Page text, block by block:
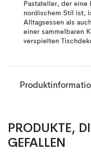
Pastateller, der eine
nordischem Stil ist,
Alltagsessen als
einer sammelbaren
verspielten
PRODUKTE,
GEFALLEN